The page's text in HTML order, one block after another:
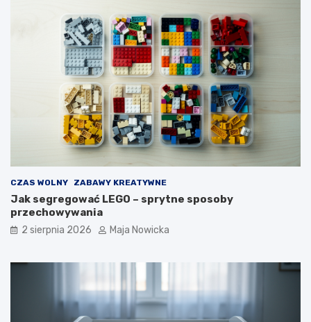
CZAS WOLNY ZABAWY KREATYWNE
Jak segregować LEGO – sprytne sposoby
przechowywania
2 sierpnia 2026 Maja Nowicka